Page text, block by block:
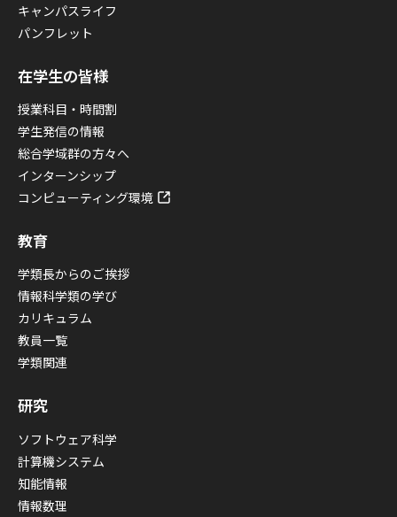
キャンパスライフ
パンフレット
在学生の皆様
授業科目・時間割
学生発信の情報
総合学域群の方々へ
インターンシップ
コンピューティング環境
教育
学類長からのご挨拶
情報科学類の学び
カリキュラム
教員一覧
学類関連
研究
ソフトウェア科学
計算機システム
知能情報
情報数理